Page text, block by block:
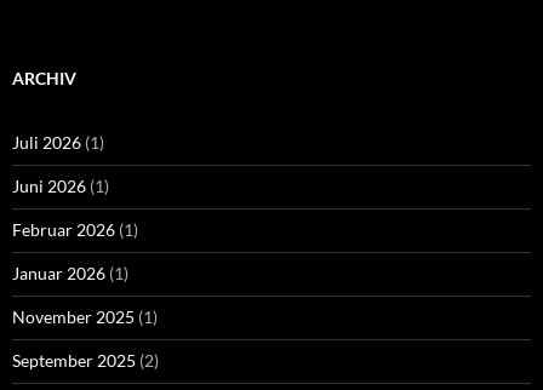
ARCHIV
Juli 2026 (1)
Juni 2026 (1)
Februar 2026 (1)
Januar 2026 (1)
November 2025 (1)
September 2025 (2)